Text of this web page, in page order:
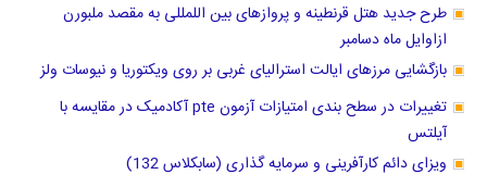
طرح جدید هتل قرنطینه و پروازهای بین اللمللی به مقصد ملبورن
ازاوایل ماه دسامبر
بازگشایی مرزهای ایالت استرالیای غربی بر روی ویکتوریا و نیوسات ولز
تغییرات در سطح بندی امتیازات آزمون pte آکادمیک در مقایسه با
آیلتس
ویزای دائم کارآفرینی و سرمایه گذاری (سابکلاس 132)